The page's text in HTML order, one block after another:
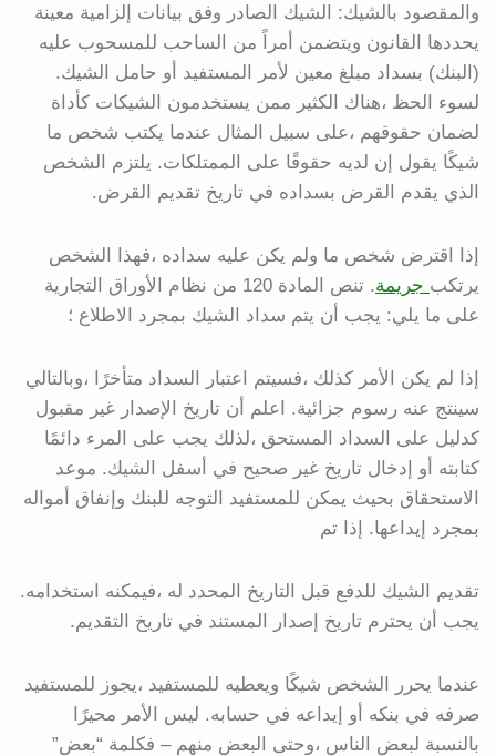
والمقصود بالشيك: الشيك الصادر وفق بيانات إلزامية معينة
يحددها القانون ويتضمن أمراً من الساحب للمسحوب عليه
(البنك) بسداد مبلغ معين لأمر المستفيد أو حامل الشيك.
لسوء الحظ ،هناك الكثير ممن يستخدمون الشيكات كأداة
لضمان حقوقهم ،على سبيل المثال عندما يكتب شخص ما
شيكًا يقول إن لديه حقوقًا على الممتلكات. يلتزم الشخص
الذي يقدم القرض بسداده في تاريخ تقديم القرض.
إذا اقترض شخص ما ولم يكن عليه سداده ،فهذا الشخص
يرتكب جريمة
. تنص المادة 120 من نظام الأوراق التجارية
على ما يلي: يجب أن يتم سداد الشيك بمجرد الاطلاع ؛
إذا لم يكن الأمر كذلك ،فسيتم اعتبار السداد متأخرًا ،وبالتالي
سينتج عنه رسوم جزائية. اعلم أن تاريخ الإصدار غير مقبول
كدليل على السداد المستحق ،لذلك يجب على المرء دائمًا
كتابته أو إدخال تاريخ غير صحيح في أسفل الشيك. موعد
الاستحقاق بحيث يمكن للمستفيد التوجه للبنك وإنفاق أمواله
بمجرد إيداعها. إذا تم
تقديم الشيك للدفع قبل التاريخ المحدد له ،فيمكنه استخدامه.
يجب أن يحترم تاريخ إصدار المستند في تاريخ التقديم.
عندما يحرر الشخص شيكًا ويعطيه للمستفيد ،يجوز للمستفيد
صرفه في بنكه أو إيداعه في حسابه. ليس الأمر محيرًا
بالنسبة لبعض الناس ،وحتى البعض منهم – فكلمة “بعض”